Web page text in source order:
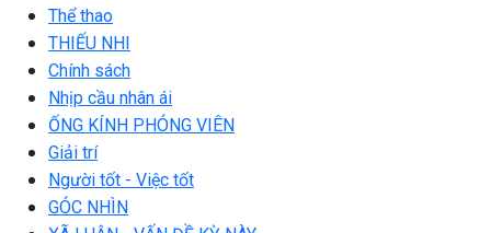
Thể thao
THIẾU NHI
Chính sách
Nhịp cầu nhân ái
ỐNG KÍNH PHÓNG VIÊN
Giải trí
Người tốt - Việc tốt
GÓC NHÌN